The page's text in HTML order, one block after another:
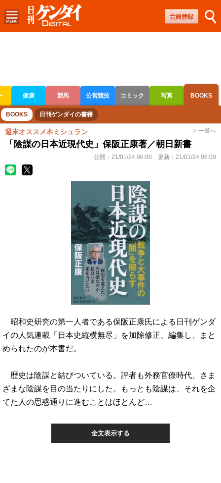
健康 競馬 公営競技 コミック 写真 BOOKS
ボートレース 競輪 オートレース
BOOKS 日刊ゲンダイの書籍
週末オススメ本ミシュラン > 一覧へ
「陰謀の日本近現代史」保阪正康著／朝日新書
公開： 21/01/24 06:00 更新： 21/01/24 06:00
昭和史研究の第一人者である保阪正康氏による日刊ゲンダ
イの人気連載「日本史縦横無尽」を加除修正、編集し、まと
められたのが本書だ。
歴史は陰謀と結びついている。評者も外務官僚時代、さま
ざまな陰謀を目の当たりにした。もっとも陰謀は、それを企
てた人の思惑通りに進むことはほとんど…
全文表示する